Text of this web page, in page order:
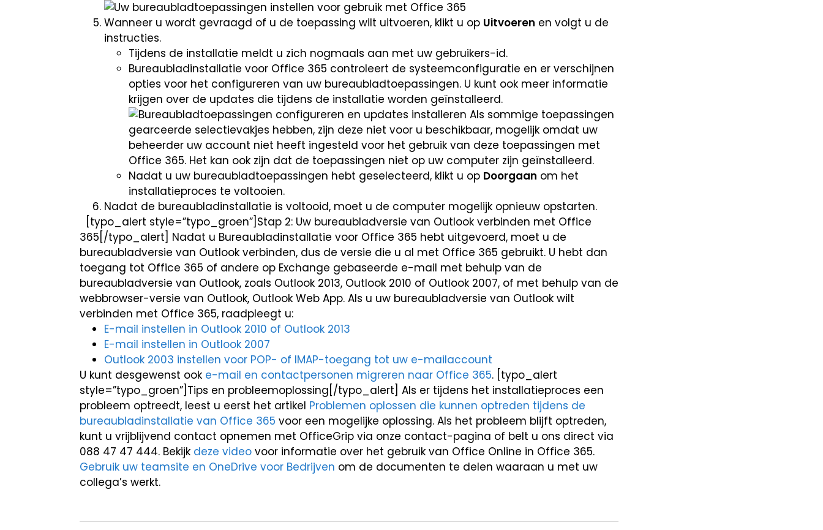
Wanneer u wordt gevraagd of u de toepassing wilt uitvoeren, klikt u op Uitvoeren en volgt u de
instructies.
Tijdens de installatie meldt u zich nogmaals aan met uw gebruikers-id.
Bureaubladinstallatie voor Office 365 controleert de systeemconfiguratie en er verschijnen
opties voor het configureren van uw bureaubladtoepassingen. U kunt ook meer informatie
krijgen over de updates die tijdens de installatie worden geïnstalleerd.
Als sommige toepassingen
gearceerde selectievakjes hebben, zijn deze niet voor u beschikbaar, mogelijk omdat uw
beheerder uw account niet heeft ingesteld voor het gebruik van deze toepassingen met
Office 365. Het kan ook zijn dat de toepassingen niet op uw computer zijn geïnstalleerd.
Nadat u uw bureaubladtoepassingen hebt geselecteerd, klikt u op Doorgaan om het
installatieproces te voltooien.
Nadat de bureaubladinstallatie is voltooid, moet u de computer mogelijk opnieuw opstarten.
[typo_alert style=”typo_groen”]Stap 2: Uw bureaubladversie van Outlook verbinden met Office
365[/typo_alert] Nadat u Bureaubladinstallatie voor Office 365 hebt uitgevoerd, moet u de
bureaubladversie van Outlook verbinden, dus de versie die u al met Office 365 gebruikt. U hebt dan
toegang tot Office 365 of andere op Exchange gebaseerde e-mail met behulp van de
bureaubladversie van Outlook, zoals Outlook 2013, Outlook 2010 of Outlook 2007, of met behulp van de
webbrowser-versie van Outlook, Outlook Web App. Als u uw bureaubladversie van Outlook wilt
verbinden met Office 365, raadpleegt u:
E-mail instellen in Outlook 2010 of Outlook 2013
E-mail instellen in Outlook 2007
Outlook 2003 instellen voor POP- of IMAP-toegang tot uw e-mailaccount
U kunt desgewenst ook e-mail en contactpersonen migreren naar Office 365. [typo_alert
style=”typo_groen”]Tips en probleemoplossing[/typo_alert] Als er tijdens het installatieproces een
probleem optreedt, leest u eerst het artikel Problemen oplossen die kunnen optreden tijdens de
bureaubladinstallatie van Office 365 voor een mogelijke oplossing. Als het probleem blijft optreden,
kunt u vrijblijvend contact opnemen met OfficeGrip via onze contact-pagina of belt u ons direct via
088 47 47 444. Bekijk deze video voor informatie over het gebruik van Office Online in Office 365.
Gebruik uw teamsite en OneDrive voor Bedrijven om de documenten te delen waaraan u met uw
collega’s werkt.